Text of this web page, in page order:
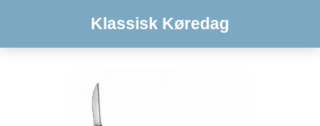
Klassisk Køredag